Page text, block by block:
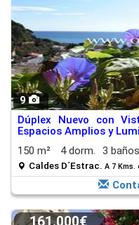
9
Dúplex Nuevo con
Espacios Amplios y
150 m²
4 dorm. 3 baños
Caldes D´Estrac. A 7 Kms.